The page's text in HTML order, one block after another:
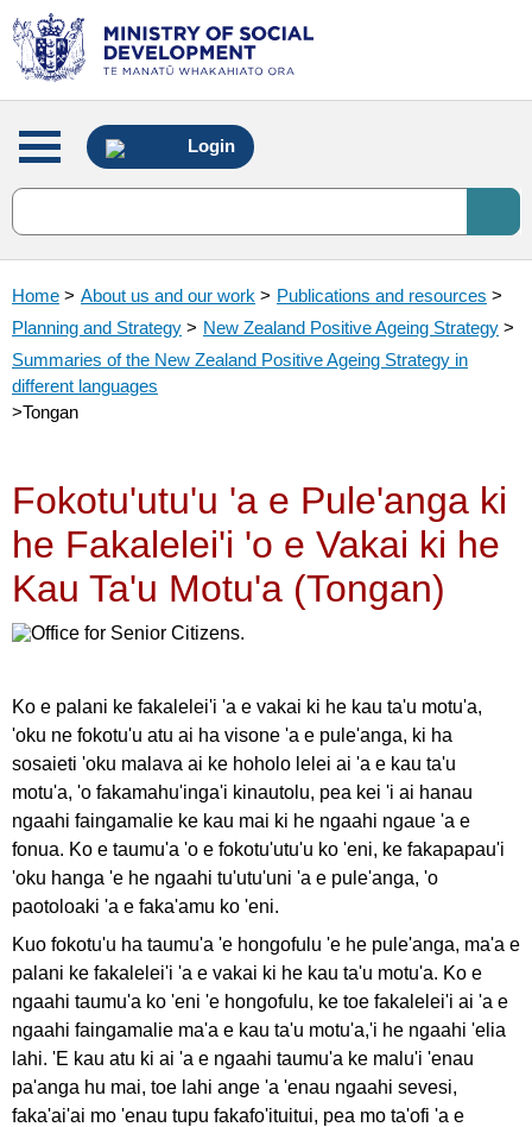
Main
menu
Login
Home > About us and our work > Publications and resources >
Planning and Strategy > New Zealand Positive Ageing Strategy >
Summaries of the New Zealand Positive Ageing Strategy in
different languages
>Tongan
Fokotu'utu'u 'a e Pule'anga ki
he Fakalelei'i 'o e Vakai ki he
Kau Ta'u Motu'a (Tongan)
Ko e palani ke fakalelei'i 'a e vakai ki he kau ta'u motu'a,
'oku ne fokotu'u atu ai ha visone 'a e pule'anga, ki ha
sosaieti 'oku malava ai ke hoholo lelei ai 'a e kau ta'u
motu'a, 'o fakamahu'inga'i kinautolu, pea kei 'i ai hanau
ngaahi faingamalie ke kau mai ki he ngaahi ngaue 'a e
fonua. Ko e taumu'a 'o e fokotu'utu'u ko 'eni, ke fakapapau'i
'oku hanga 'e he ngaahi tu'utu'uni 'a e pule'anga, 'o
paotoloaki 'a e faka'amu ko 'eni.
Kuo fokotu'u ha taumu'a 'e hongofulu 'e he pule'anga, ma'a e
palani ke fakalelei'i 'a e vakai ki he kau ta'u motu'a. Ko e
ngaahi taumu'a ko 'eni 'e hongofulu, ke toe fakalelei'i ai 'a e
ngaahi faingamalie ma'a e kau ta'u motu'a,'i he ngaahi 'elia
lahi. 'E kau atu ki ai 'a e ngaahi taumu'a ke malu'i 'enau
pa'anga hu mai, toe lahi ange 'a 'enau ngaahi sevesi,
faka'ai'ai mo 'enau tupu fakafo'ituitui, pea mo ta'ofi 'a e